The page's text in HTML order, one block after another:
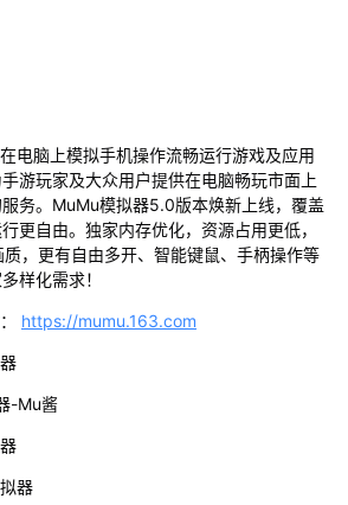
电脑上模拟手机操作流畅运行游戏及应用
游玩家及大众用户提供在电脑畅玩市面上
务。MuMu模拟器5.0版本焕新上线，覆盖
更自由。独家内存优化，资源占用更低，
，更有自由多开、智能键鼠、手柄操作等
样化需求！
https://mumu.163.com
-Mu酱
器